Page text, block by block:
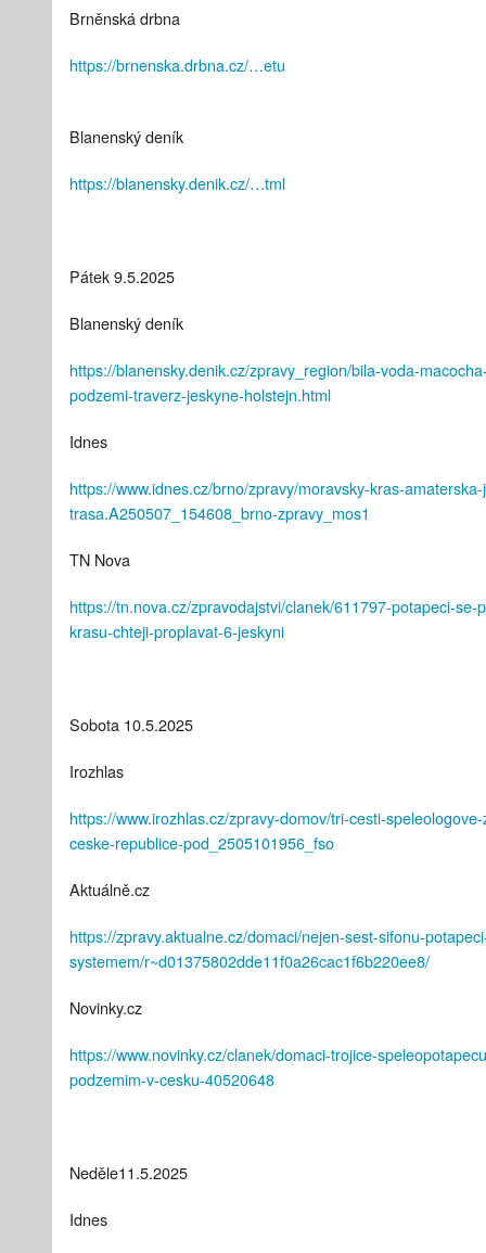
Brněnská drbna
https://brnenska.drbna.cz/…etu
Blanenský deník
https://blanensky.denik.cz/…tml
Pátek 9.5.2025
Blanenský deník
https://blanensky.denik.cz/zpravy_region/bila-voda-
podzemi-traverz-jeskyne-holstejn.html
Idnes
https://www.idnes.cz/brno/zpravy/moravsky-kras-
trasa.A250507_154608_brno-zpravy_mos1
TN Nova
https://tn.nova.cz/zpravodajstvi/clanek/611797-potapeci-
krasu-chteji-proplavat-6-jeskyni
Sobota 10.5.2025
Irozhlas
https://www.irozhlas.cz/zpravy-domov/tri-cesti-
ceske-republice-pod_2505101956_fso
Aktuálně.cz
https://zpravy.aktualne.cz/domaci/nejen-sest-sifonu-
systemem/r~d01375802dde11f0a26cac1f6b220ee8/
Novinky.cz
https://www.novinky.cz/clanek/domaci-trojice-
podzemim-v-cesku-40520648
Neděle11.5.2025
Idnes